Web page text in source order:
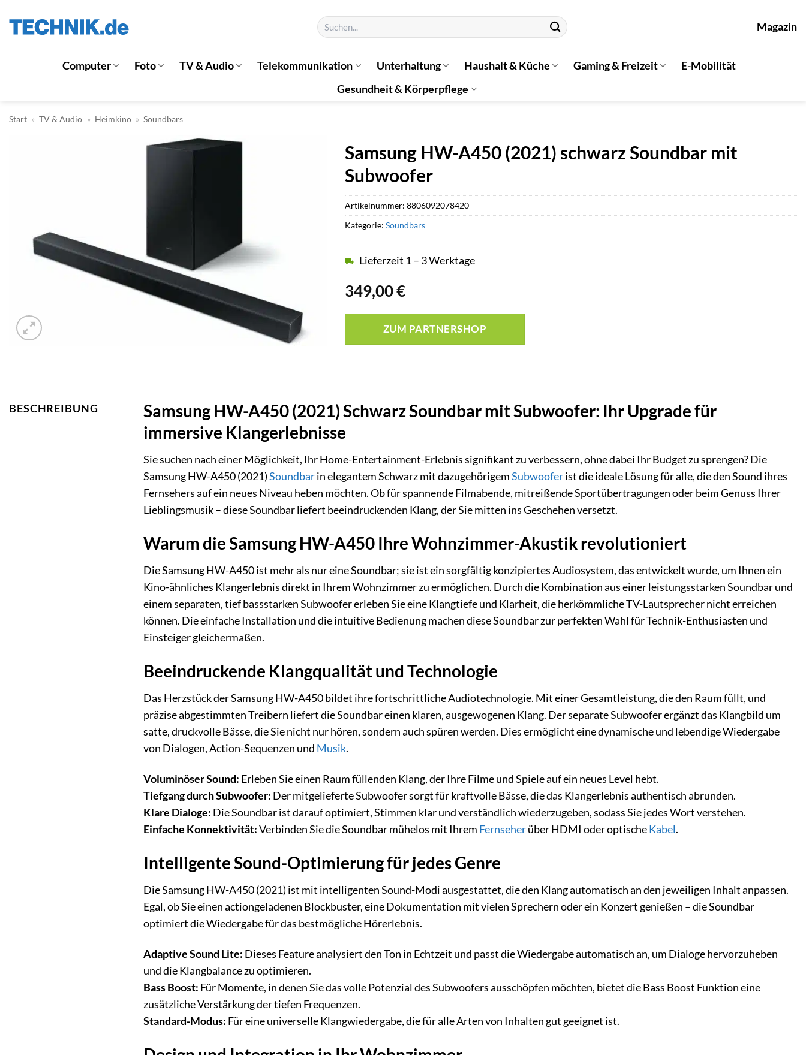
Inhalt
Suchen
nach:
Magazin
Computer Foto TV & Audio Telekommunikation Unterhaltung Haushalt & Küche Gaming & Freizeit
E-Mobilität
Gesundheit & Körperpflege
Start » TV & Audio » Heimkino » Soundbars
Samsung HW-A450 (2021) schwarz Soundbar mit
Subwoofer
349,00€
Lieferzeit 1 – 3 Werktage
ZUM PARTNERSHOP
Artikelnummer: 8806092078420
Kategorie: Soundbars
BESCHREIBUNG
Samsung HW-A450 (2021) Schwarz Soundbar mit Subwoofer: Ihr Upgrade für
immersive Klangerlebnisse
Sie suchen nach einer Möglichkeit, Ihr Home-Entertainment-Erlebnis signifikant zu verbessern, ohne dabei Ihr Budget zu sprengen? Die
Samsung HW-A450 (2021)Soundbarin elegantem Schwarz mit dazugehörigemSubwooferist die ideale Lösung für alle, die den Sound ihres
Fernsehers auf ein neues Niveau heben möchten. Ob für spannende Filmabende, mitreißende Sportübertragungen oder beim Genuss Ihrer
Lieblingsmusik – diese Soundbar liefert beeindruckenden Klang, der Sie mitten ins Geschehen versetzt.
Warum die Samsung HW-A450 Ihre Wohnzimmer-Akustik revolutioniert
Die Samsung HW-A450 ist mehr als nur eine Soundbar; sie ist ein sorgfältig konzipiertes Audiosystem, das entwickelt wurde, um Ihnen ein
Kino-ähnliches Klangerlebnis direkt in Ihrem Wohnzimmer zu ermöglichen. Durch die Kombination aus einer leistungsstarken Soundbar und
einem separaten, tief bassstarken Subwoofer erleben Sie eine Klangtiefe und Klarheit, die herkömmliche TV-Lautsprecher nicht erreichen
können. Die einfache Installation und die intuitive Bedienung machen diese Soundbar zur perfekten Wahl für Technik-Enthusiasten und
Einsteiger gleichermaßen.
Beeindruckende Klangqualität und Technologie
Das Herzstück der Samsung HW-A450 bildet ihre fortschrittliche Audiotechnologie. Mit einer Gesamtleistung, die den Raum füllt, und
präzise abgestimmten Treibern liefert die Soundbar einen klaren, ausgewogenen Klang. Der separate Subwoofer ergänzt das Klangbild um
satte, druckvolle Bässe, die Sie nicht nur hören, sondern auch spüren werden. Dies ermöglicht eine dynamische und lebendige Wiedergabe
von Dialogen, Action-Sequenzen und Musik.
Voluminöser Sound: Erleben Sie einen Raum füllenden Klang, der Ihre Filme und Spiele auf ein neues Level hebt.
Tiefgang durch Subwoofer: Der mitgelieferte Subwoofer sorgt für kraftvolle Bässe, die das Klangerlebnis authentisch abrunden.
Klare Dialoge: Die Soundbar ist darauf optimiert, Stimmen klar und verständlich wiederzugeben, sodass Sie jedes Wort verstehen.
Einfache Konnektivität:Verbinden Sie die Soundbar mühelos mit Ihrem Fernseherüber HDMI oder optischeKabel.
Intelligente Sound-Optimierung für jedes Genre
Die Samsung HW-A450 (2021) ist mit intelligenten Sound-Modi ausgestattet, die den Klang automatisch an den jeweiligen Inhalt anpassen.
Egal, ob Sie einen actiongeladenen Blockbuster, eine Dokumentation mit vielen Sprechern oder ein Konzert genießen – die Soundbar
optimiert die Wiedergabe für das bestmögliche Hörerlebnis.
Adaptive Sound Lite: Dieses Feature analysiert den Ton in Echtzeit und passt die Wiedergabe automatisch an, um Dialoge hervorzuheben
und die Klangbalance zu optimieren.
Bass Boost: Für Momente, in denen Sie das volle Potenzial des Subwoofers ausschöpfen möchten, bietet die Bass Boost Funktion eine
zusätzliche Verstärkung der tiefen Frequenzen.
Standard-Modus: Für eine universelle Klangwiedergabe, die für alle Arten von Inhalten gut geeignet ist.